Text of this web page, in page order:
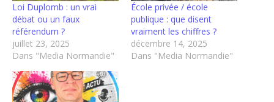
Loi Duplomb : un vrai
débat ou un faux
référendum ?
juillet 23, 2025
Dans "Media Normandie"
École privée / école
publique : que disent
vraiment les chiffres ?
décembre 14, 2025
Dans "Media Normandie"